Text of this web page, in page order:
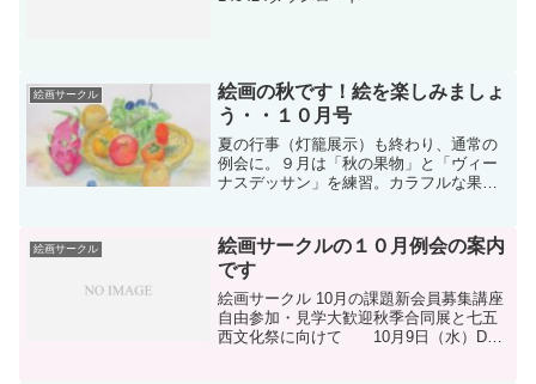
絵画サークル
絵画の秋です！絵を楽しみましょ
う・・１０月号
夏の行事（灯籠展示）も終わり、通常の
例会に。９月は「秋の果物」と「ヴィー
ナスデッサン」を練習。カラフルな果物
描いてみても納得いかない「ヴィーナ
ス」に、また悩まされました。
絵画サークル
絵画サークルの１０月例会の案内
です
絵画サークル 10月の課題新会員募集講座
自由参加・見学大歓迎秋季合同展と七五
西文化祭に向けて 10月9日（水）D棟